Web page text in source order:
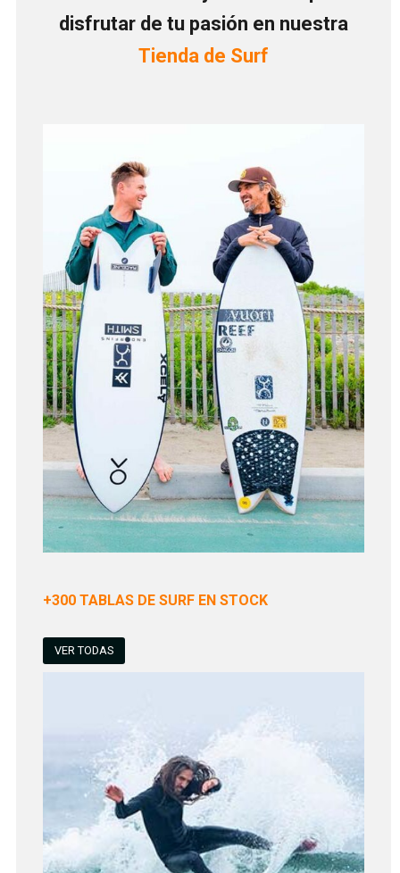
disfrutar de tu pasión en nuestra
Tienda de Surf
+300 TABLAS DE SURF EN STOCK
VER TODAS